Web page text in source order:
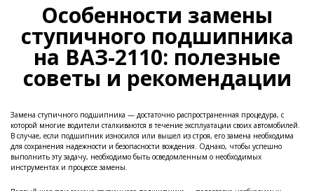
Особенности замены
ступичного подшипника
на ВАЗ-2110: полезные
советы и рекомендации
Замена ступичного подшипника — достаточно распространенная процедура, с
которой многие водители сталкиваются в течение эксплуатации своих автомобилей.
В случае, если подшипник износился или вышел из строя, его замена необходима
для сохранения надежности и безопасности вождения. Однако, чтобы успешно
выполнить эту задачу, необходимо быть осведомленным о необходимых
инструментах и процессе замены.